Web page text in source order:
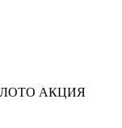
ЗОЛОТО АКЦИЯ